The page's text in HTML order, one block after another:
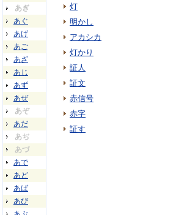
あぎ
あぐ
あげ
あご
あざ
あじ
あず
あぜ
あぞ
あだ
あぢ
あづ
あで
あど
あば
あび
灯
明かし
アカシカ
灯かり
証人
証文
赤信号
赤字
証す